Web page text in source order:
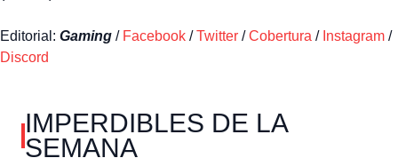
Editorial: Gaming / Facebook /Twitter /Cobertura / Instagram /
Discord
IMPERDIBLES DE LA
SEMANA